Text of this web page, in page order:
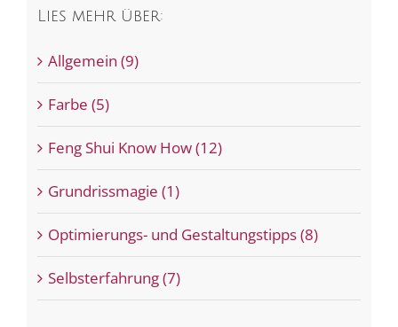
Lies mehr über:
Allgemein (9)
Farbe (5)
Feng Shui Know How (12)
Grundrissmagie (1)
Optimierungs- und Gestaltungstipps (8)
Selbsterfahrung (7)